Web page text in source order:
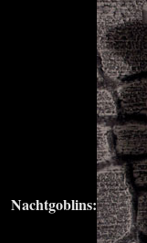
Nachtgoblins: